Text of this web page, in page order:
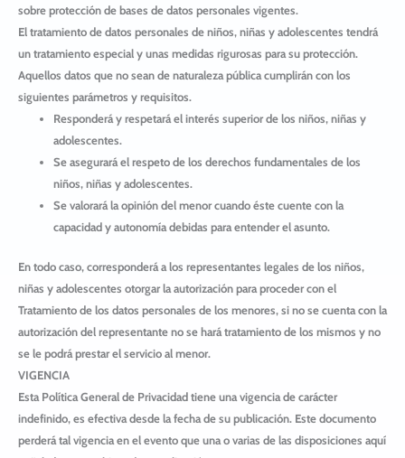
sobre protección de bases de datos personales vigentes.
El tratamiento de datos personales de niños, niñas y adolescentes tendrá
un tratamiento especial y unas medidas rigurosas para su protección.
Aquellos datos que no sean de naturaleza pública cumplirán con los
siguientes parámetros y requisitos.
Responderá y respetará el interés superior de los niños, niñas y
adolescentes.
Se asegurará el respeto de los derechos fundamentales de los
niños, niñas y adolescentes.
Se valorará la opinión del menor cuando éste cuente con la
capacidad y autonomía debidas para entender el asunto.
En todo caso, corresponderá a los representantes legales de los niños,
niñas y adolescentes otorgar la autorización para proceder con el
Tratamiento de los datos personales de los menores, si no se cuenta con la
autorización del representante no se hará tratamiento de los mismos y no
se le podrá prestar el servicio al menor.
VIGENCIA
Esta Política General de Privacidad tiene una vigencia de carácter
indefinido, es efectiva desde la fecha de su publicación. Este documento
perderá tal vigencia en el evento que una o varias de las disposiciones aquí